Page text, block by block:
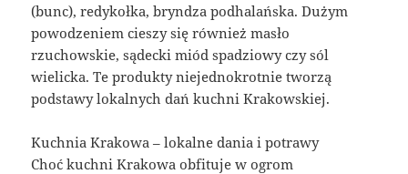
(bunc), redykołka, bryndza podhalańska. Dużym
powodzeniem cieszy się również masło
rzuchowskie, sądecki miód spadziowy czy sól
wielicka. Te produkty niejednokrotnie tworzą
podstawy lokalnych dań kuchni Krakowskiej.
Kuchnia Krakowa – lokalne dania i potrawy
Choć kuchni Krakowa obfituje w ogrom